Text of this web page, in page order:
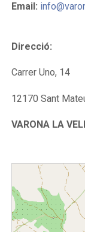
Email:
Direcció:
Carrer Uno, 14
12170 Sant
VARONA LA